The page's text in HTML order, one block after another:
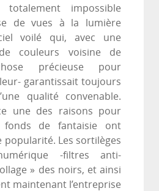
totalement impossible
de vues à la lumière
voilé qui, avec une
couleurs voisine de
précieuse pour
garantissait toujours
qualité convenable.
une des raisons pour
fonds de fantaisie ont
popularité. Les sortilèges
-filtres anti-
» des noirs, et ainsi
maintenant l’entreprise